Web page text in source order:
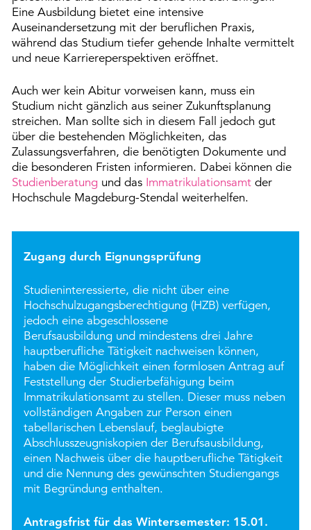
Eine Ausbildung bietet eine intensive
Auseinandersetzung mit der beruflichen Praxis,
während das Studium tiefer gehende Inhalte vermittelt
und neue Karriereperspektiven eröffnet.
Auch wer kein Abitur vorweisen kann, muss ein
Studium nicht gänzlich aus seiner Zukunftsplanung
streichen. Man sollte sich in diesem Fall jedoch gut
über die bestehenden Möglichkeiten, das
Zulassungsverfahren, die benötigten Dokumente und
die besonderen Fristen informieren. Dabei können die
Studienberatung und das Immatrikulationsamt der
Hochschule Magdeburg-Stendal weiterhelfen.
Zugang durch Eignungsprüfung
Studieninteressierte, die nicht über eine
Hochschulzugangsberechtigung (HZB) verfügen,
jedoch eine abgeschlossene
Berufsausbildung und mindestens drei Jahre
hauptberufliche Tätigkeit nachweisen können,
haben die Möglichkeit einen formlosen Antrag auf
Feststellung der Studierbefähigung beim
Immatrikulationsamt zu stellen. Dieser muss neben
vollständigen Angaben zur Person einen
tabellarischen Lebenslauf, beglaubigte
Abschlusszeugniskopien der Berufsausbildung,
einen Nachweis über die hauptberufliche Tätigkeit
und die Nennung des gewünschten Studiengangs
mit Begründung enthalten.
Antragsfrist für das Wintersemester: 15.01.